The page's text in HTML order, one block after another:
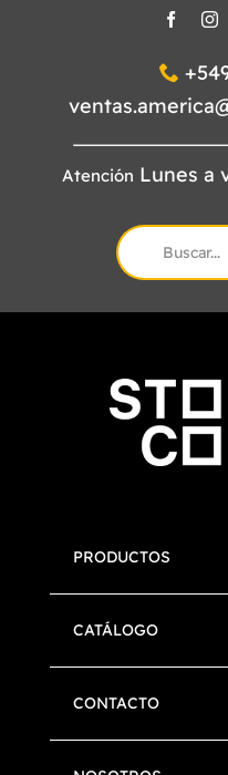
Atención Lunes a
Search
for:
PRODUCTOS
CATÁLOGO
CONTACTO